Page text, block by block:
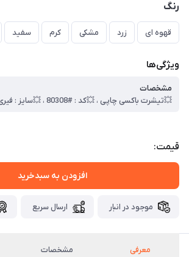
رنگ
قهوه ای زرد مشکی کرم سفید
ویژگی‌ها
مشخصات
قیمت:
افزودن به سبدخرید
موجود در انبار ارسال سریع
معرفی مشخصات